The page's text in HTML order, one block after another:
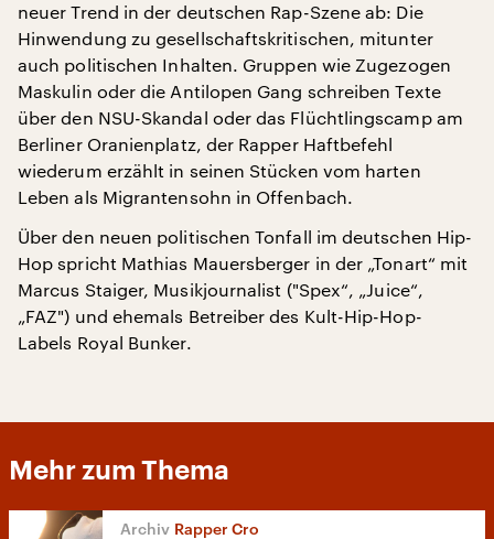
neuer Trend in der deutschen Rap-Szene ab: Die
Hinwendung zu gesellschaftskritischen, mitunter
auch politischen Inhalten. Gruppen wie Zugezogen
Maskulin oder die Antilopen Gang schreiben Texte
über den NSU-Skandal oder das Flüchtlingscamp am
Berliner Oranienplatz, der Rapper Haftbefehl
wiederum erzählt in seinen Stücken vom harten
Leben als Migrantensohn in Offenbach.
Über den neuen politischen Tonfall im deutschen Hip-
Hop spricht Mathias Mauersberger in der „Tonart“ mit
Marcus Staiger, Musikjournalist ("Spex“, „Juice“,
„FAZ") und ehemals Betreiber des Kult-Hip-Hop-
Labels Royal Bunker.
Mehr zum Thema
Rapper Cro